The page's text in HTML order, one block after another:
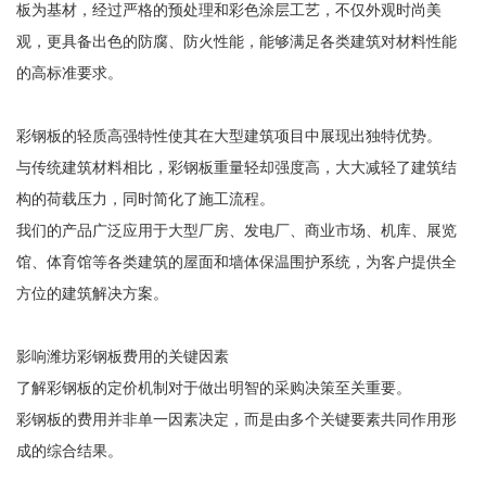
板为基材，经过严格的预处理和彩色涂层工艺，不仅外观时尚美
观，更具备出色的防腐、防火性能，能够满足各类建筑对材料性能
的高标准要求。
彩钢板的轻质高强特性使其在大型建筑项目中展现出独特优势。
与传统建筑材料相比，彩钢板重量轻却强度高，大大减轻了建筑结
构的荷载压力，同时简化了施工流程。
我们的产品广泛应用于大型厂房、发电厂、商业市场、机库、展览
馆、体育馆等各类建筑的屋面和墙体保温围护系统，为客户提供全
方位的建筑解决方案。
影响潍坊彩钢板费用的关键因素
了解彩钢板的定价机制对于做出明智的采购决策至关重要。
彩钢板的费用并非单一因素决定，而是由多个关键要素共同作用形
成的综合结果。